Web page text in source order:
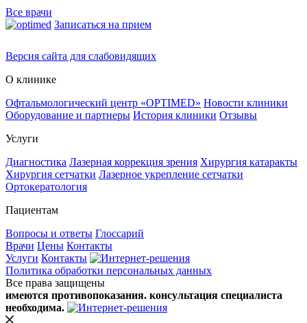
Все врачи
Записаться на прием
Версия сайта для слабовидящих
О клинике
Офтальмологический центр «OPTIMED» Новости клиники
Оборудование и партнеры История клиники Отзывы
Услуги
Диагностика Лазерная коррекция зрения Хирургия катаракты
Хирургия сетчатки Лазерное укрепление сетчатки
Ортокератология
Пациентам
Вопросы и ответы Глоссарий
Врачи Цены Контакты
Услуги Контакты
Политика обработки персональных данных
Все права защищены
имеются противопоказания. консультация специалиста
необходима.